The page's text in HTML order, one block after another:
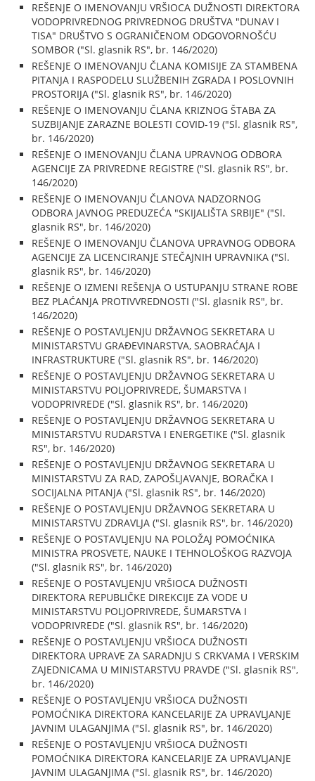
REŠENJE O IMENOVANJU VRŠIOCA DUŽNOSTI DIREKTORA
VODOPRIVREDNOG PRIVREDNOG DRUŠTVA "DUNAV I
TISA" DRUŠTVO S OGRANIČENOM ODGOVORNOŠĆU
SOMBOR ("Sl. glasnik RS", br. 146/2020)
REŠENJE O IMENOVANJU ČLANA KOMISIJE ZA STAMBENA
PITANJA I RASPODELU SLUŽBENIH ZGRADA I POSLOVNIH
PROSTORIJA ("Sl. glasnik RS", br. 146/2020)
REŠENJE O IMENOVANJU ČLANA KRIZNOG ŠTABA ZA
SUZBIJANJE ZARAZNE BOLESTI COVID-19 ("Sl. glasnik RS",
br. 146/2020)
REŠENJE O IMENOVANJU ČLANA UPRAVNOG ODBORA
AGENCIJE ZA PRIVREDNE REGISTRE ("Sl. glasnik RS", br.
146/2020)
REŠENJE O IMENOVANJU ČLANOVA NADZORNOG
ODBORA JAVNOG PREDUZEĆA "SKIJALIŠTA SRBIJE" ("Sl.
glasnik RS", br. 146/2020)
REŠENJE O IMENOVANJU ČLANOVA UPRAVNOG ODBORA
AGENCIJE ZA LICENCIRANJE STEČAJNIH UPRAVNIKA ("Sl.
glasnik RS", br. 146/2020)
REŠENJE O IZMENI REŠENJA O USTUPANJU STRANE ROBE
BEZ PLAĆANJA PROTIVVREDNOSTI ("Sl. glasnik RS", br.
146/2020)
REŠENJE O POSTAVLJENJU DRŽAVNOG SEKRETARA U
MINISTARSTVU GRAĐEVINARSTVA, SAOBRAĆAJA I
INFRASTRUKTURE ("Sl. glasnik RS", br. 146/2020)
REŠENJE O POSTAVLJENJU DRŽAVNOG SEKRETARA U
MINISTARSTVU POLJOPRIVREDE, ŠUMARSTVA I
VODOPRIVREDE ("Sl. glasnik RS", br. 146/2020)
REŠENJE O POSTAVLJENJU DRŽAVNOG SEKRETARA U
MINISTARSTVU RUDARSTVA I ENERGETIKE ("Sl. glasnik
RS", br. 146/2020)
REŠENJE O POSTAVLJENJU DRŽAVNOG SEKRETARA U
MINISTARSTVU ZA RAD, ZAPOŠLJAVANJE, BORAČKA I
SOCIJALNA PITANJA ("Sl. glasnik RS", br. 146/2020)
REŠENJE O POSTAVLJENJU DRŽAVNOG SEKRETARA U
MINISTARSTVU ZDRAVLJA ("Sl. glasnik RS", br. 146/2020)
REŠENJE O POSTAVLJENJU NA POLOŽAJ POMOĆNIKA
MINISTRA PROSVETE, NAUKE I TEHNOLOŠKOG RAZVOJA
("Sl. glasnik RS", br. 146/2020)
REŠENJE O POSTAVLJENJU VRŠIOCA DUŽNOSTI
DIREKTORA REPUBLIČKE DIREKCIJE ZA VODE U
MINISTARSTVU POLJOPRIVREDE, ŠUMARSTVA I
VODOPRIVREDE ("Sl. glasnik RS", br. 146/2020)
REŠENJE O POSTAVLJENJU VRŠIOCA DUŽNOSTI
DIREKTORA UPRAVE ZA SARADNJU S CRKVAMA I VERSKIM
ZAJEDNICAMA U MINISTARSTVU PRAVDE ("Sl. glasnik RS",
br. 146/2020)
REŠENJE O POSTAVLJENJU VRŠIOCA DUŽNOSTI
POMOĆNIKA DIREKTORA KANCELARIJE ZA UPRAVLJANJE
JAVNIM ULAGANJIMA ("Sl. glasnik RS", br. 146/2020)
REŠENJE O POSTAVLJENJU VRŠIOCA DUŽNOSTI
POMOĆNIKA DIREKTORA KANCELARIJE ZA UPRAVLJANJE
JAVNIM ULAGANJIMA ("Sl. glasnik RS", br. 146/2020)